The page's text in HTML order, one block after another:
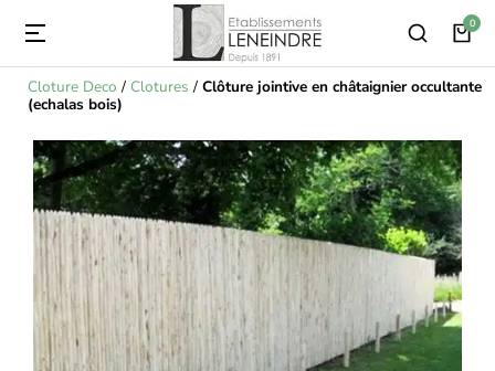
Cloture Deco / Clotures / Clôture jointive en châtaignier occultante
(echalas bois)